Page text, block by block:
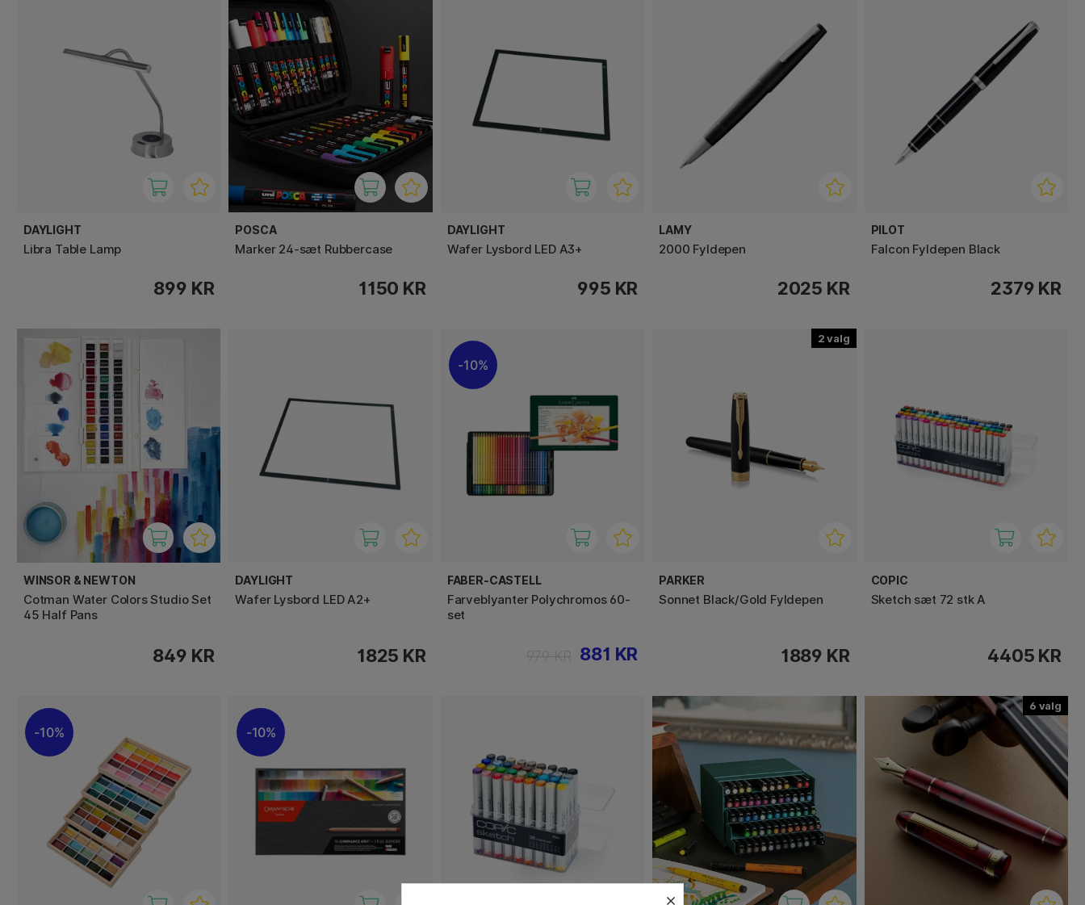
DAYLIGHT
Libra Table Lamp
899 KR
POSCA
Marker 24-sæt Rubbercase
1150 KR
DAYLIGHT
Wafer Lysbord LED A3+
995 KR
LAMY
2000 Fyldepen
2025 KR
PILOT
Falcon Fyldepen Black
2379 KR
WINSOR & NEWTON
Cotman Water Colors Studio Set
45 Half Pans
849 KR
DAYLIGHT
Wafer Lysbord LED A2+
1825 KR
10%
FABER-CASTELL
Farveblyanter Polychromos 60-
set
881 KR
2
PARKER
Sonnet Black/Gold Fyldepen
1889 KR
COPIC
Sketch sæt 72 stk A
4405 KR
10% 10%
6